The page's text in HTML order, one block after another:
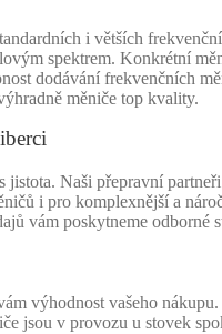
i větších
spektrem. Konkrétní
dodávání frekvenčních
měniče top kvality.
Naši přepravní
i pro komplexnější a
vám poskytneme odborné
výhodnost vašeho
jsou v provozu u stovek